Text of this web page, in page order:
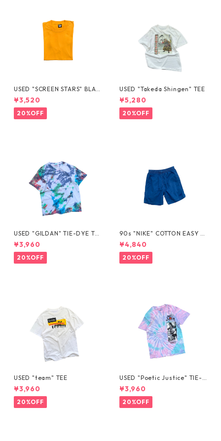
USED "SCREEN STARS" BLAN
K TEE
¥3,520
20%OFF
USED "Takeda Shingen" TEE
¥5,280
20%OFF
USED "GILDAN" TIE-DYE TE
E
¥3,960
20%OFF
90s "NIKE" COTTON EASY S
HORTS
¥4,840
20%OFF
USED "team" TEE
¥3,960
20%OFF
USED "Poetic Justice" TIE-D
YE TEE
¥3,960
20%OFF